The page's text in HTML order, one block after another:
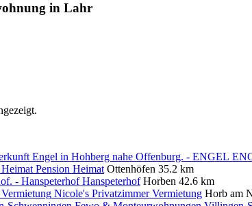
in Lahr
Pension Heimat Ottenhöfen 35.2 km
Hanspeterhof Horben 42.6 km
Nicole's Privatzimmer Vermietung Horb am